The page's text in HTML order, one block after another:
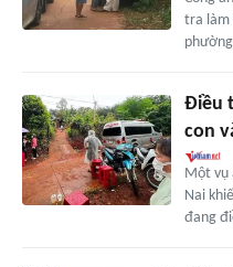
tra làm
Điều
con
Một vụ
Nai
đang